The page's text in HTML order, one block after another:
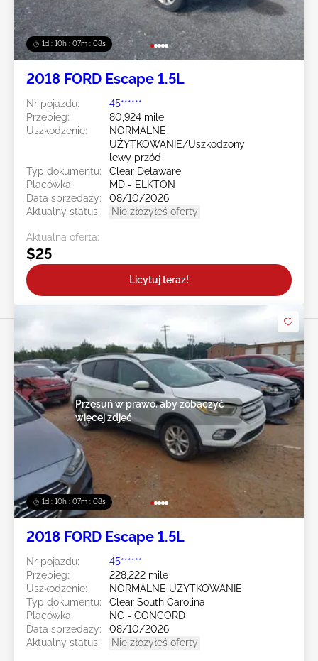
1d : 10h : 07m : 05s
2018 FORD Escape 1.5L
Nr pojazdu:
45******
Przebieg:
80,924 mile
Uszkodzenie:
NORMALNE
UŻYTKOWANIE/Uszkodzony
lewy przód
Typ dokumentu:
Clear Delaware
Placówka:
MD - ELKTON
Data sprzedaży:
08/10/2026
Aktualny status:
Nie złożyłeś oferty
Aktualna oferta:
$25
Licytuj teraz!
1d : 10h : 07m : 05s
Przesuń w prawo, aby zobaczyć
więcej zdjęć
2018 FORD Escape 1.5L
Nr pojazdu:
45******
Przebieg:
228,222 mile
Uszkodzenie:
NORMALNE UŻYTKOWANIE
Typ dokumentu:
Clear South Carolina
Placówka:
NC - CONCORD
Data sprzedaży:
08/10/2026
Aktualny status:
Nie złożyłeś oferty